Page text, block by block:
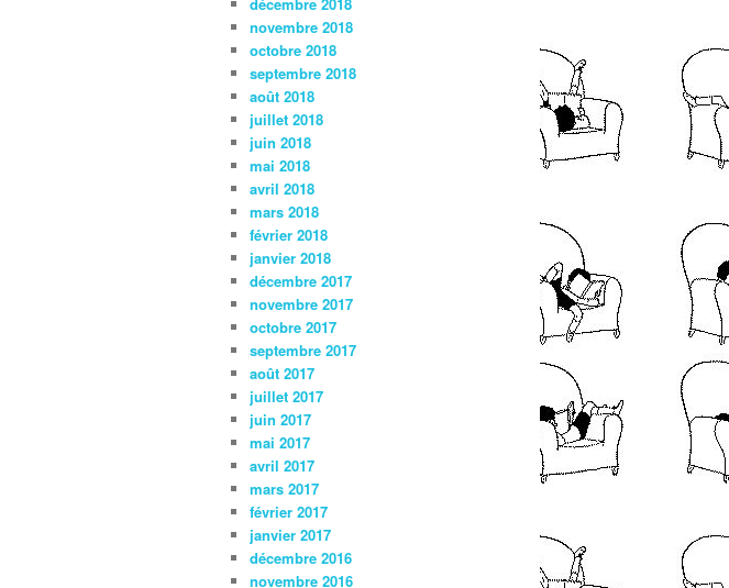
décembre 2018
novembre 2018
octobre 2018
septembre 2018
août 2018
juillet 2018
juin 2018
mai 2018
avril 2018
mars 2018
février 2018
janvier 2018
décembre 2017
novembre 2017
octobre 2017
septembre 2017
août 2017
juillet 2017
juin 2017
mai 2017
avril 2017
mars 2017
février 2017
janvier 2017
décembre 2016
novembre 2016